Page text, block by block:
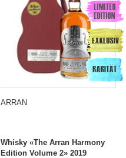
ARRAN
Whisky «The Arran Harmony
Edition Volume 2» 2019